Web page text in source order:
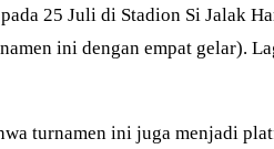
25 Juli di Stadion Si Jalak
ini dengan empat gelar).
turnamen ini juga menjadi